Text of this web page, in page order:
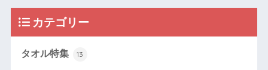
カテゴリー
タオル特集 13